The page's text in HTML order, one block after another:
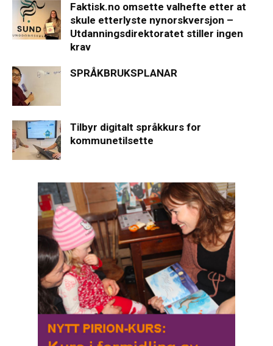
Faktisk.no omsette valhefte etter at
skule etterlyste nynorskversjon –
Utdanningsdirektoratet stiller ingen
krav
SPRÅKBRUKSPLANAR
Tilbyr digitalt språkkurs for
kommunetilsette